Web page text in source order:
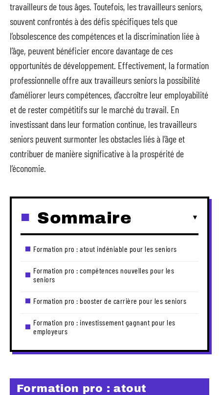
travailleurs de tous âges. Toutefois, les travailleurs seniors,
souvent confrontés à des défis spécifiques tels que
l’obsolescence des compétences et la discrimination liée à
l’âge, peuvent bénéficier encore davantage de ces
opportunités de développement. Effectivement, la formation
professionnelle offre aux travailleurs seniors la possibilité
d’améliorer leurs compétences, d’accroître leur employabilité
et de rester compétitifs sur le marché du travail. En
investissant dans leur formation continue, les travailleurs
seniors peuvent surmonter les obstacles liés à l’âge et
contribuer de manière significative à la prospérité de
l’économie.
Sommaire
Formation pro : atout indéniable pour les seniors
Formation pro : compétences nouvelles pour les
seniors
Formation pro : booster de carrière pour les seniors
Formation pro : investissement gagnant pour les
employeurs
Formation pro : atout